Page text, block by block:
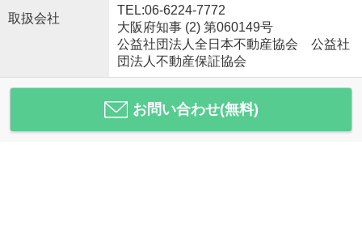
取扱会社
TEL:06-6224-7772
大阪府知事 (2) 第060149号
公益社団法人全日本不動産協会 公益社
団法人不動産保証協会
お問い合わせ(無料)